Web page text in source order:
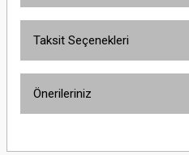
Taksit Seçenekleri
Önerileriniz
yetersiz gördüğünüz noktaları öneri